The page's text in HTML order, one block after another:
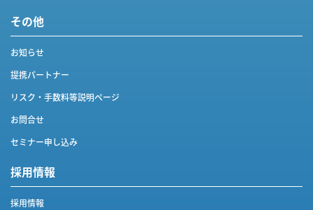
その他
お知らせ
提携パートナー
リスク・手数料等説明ページ
お問合せ
セミナー申し込み
採用情報
採用情報